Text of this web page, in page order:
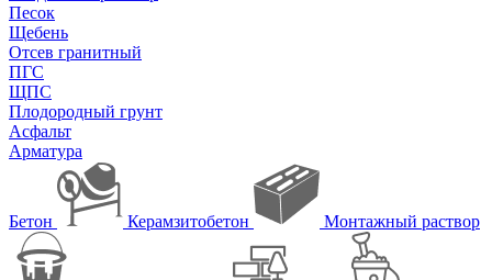
Песок
Щебень
Отсев гранитный
ПГС
ЩПС
Плодородный грунт
Асфальт
Арматура
Бетон Керамзитобетон Монтажный раствор